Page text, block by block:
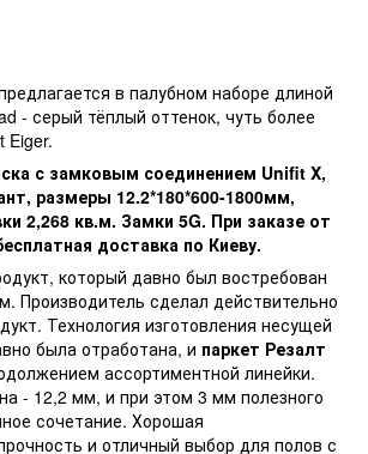
в палубном наборе длиной
- серый тёплый оттенок, чуть более
Eiger.
с замковым соединением Unifit X,
размеры 12.2*180*600-1800мм,
2,268 кв.м. Замки 5G. При заказе от
доставка по Киеву.
который давно был востребован
Производитель сделал действительно
Технология изготовления несущей
была отработана, и паркет Резалт
ассортиментной линейки.
- 12,2 мм, и при этом 3 мм полезного
сочетание. Хорошая
и отличный выбор для полов с